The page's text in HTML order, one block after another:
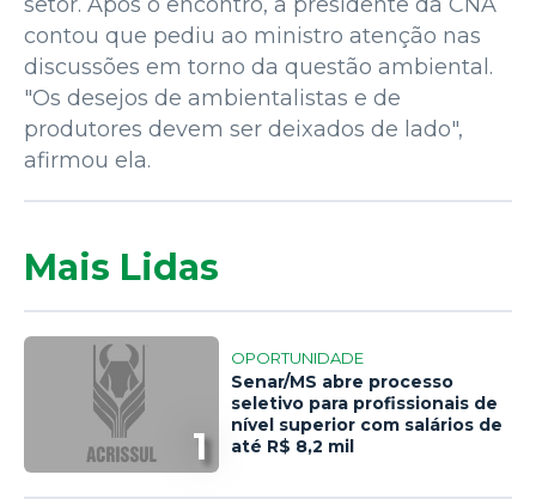
contou que pediu ao ministro atenção nas
discussões em torno da questão ambiental.
"Os desejos de ambientalistas e de
produtores devem ser deixados de lado",
afirmou ela.
Mais Lidas
1
OPORTUNIDADE
Senar/MS abre processo
seletivo para profissionais de
nível superior com salários de
até R$ 8,2 mil